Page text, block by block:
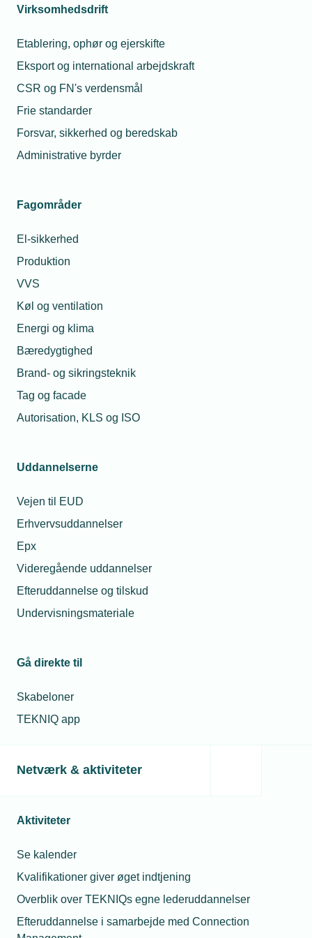
Virksomhedsdrift
Etablering, ophør og ejerskifte
Eksport og international arbejdskraft
CSR og FN's verdensmål
Frie standarder
Forsvar, sikkerhed og beredskab
Administrative byrder
Fagområder
El-sikkerhed
Produktion
VVS
Køl og ventilation
Energi og klima
Bæredygtighed
Brand- og sikringsteknik
Tag og facade
Autorisation, KLS og ISO
Uddannelserne
Vejen til EUD
Erhvervsuddannelser
Epx
Videregående uddannelser
Efteruddannelse og tilskud
Undervisningsmateriale
Gå direkte til
Skabeloner
TEKNIQ app
Netværk & aktiviteter
Aktiviteter
Se kalender
Kvalifikationer giver øget indtjening
Overblik over TEKNIQs egne lederuddannelser
Efteruddannelse i samarbejde med Connection
til-mølle princippet. Læs mere
Læs mere om samme emne:
Varmepumpepuljen varmepumper
Fremtidens energi
Relaterede nyheder
26. jan. 2026
Salget af
11. dec. 2025
Varmepumpestøtte i
markedet stille
11. mar. 2026
midlerne udbetales
Salget af varmepumper steg med 65% i 2025
salget steg med 65%.